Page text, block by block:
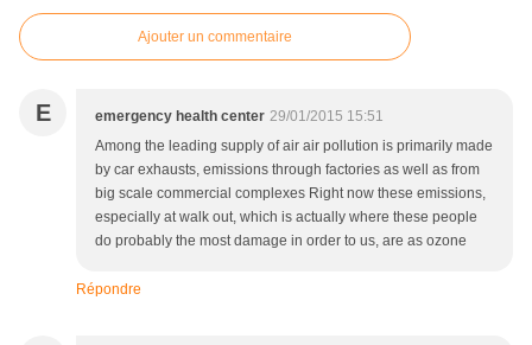
Ajouter un commentaire
E emergency health center 29/01/2015 15:51
Among the leading supply of air air pollution is primarily made
by car exhausts, emissions through factories as well as from
big scale commercial complexes Right now these emissions,
especially at walk out, which is actually where these people
do probably the most damage in order to us, are as ozone
Répondre